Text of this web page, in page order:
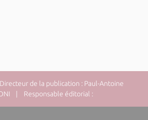
de la publication : Paul-Antoine
| Responsable éditorial :